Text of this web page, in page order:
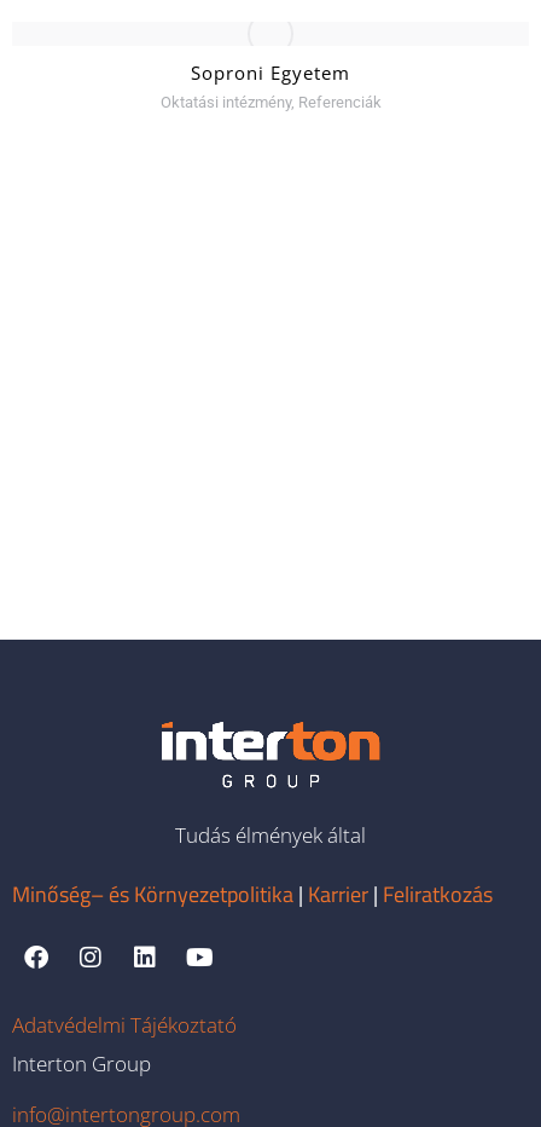
Soproni Egyetem
Oktatási intézmény, Referenciák
Tudás élmények által
Minőség– és Környezetpolitika| Karrier| Feliratkozás
Adatvédelmi Tájékoztató
Interton Group
info@intertongroup.com